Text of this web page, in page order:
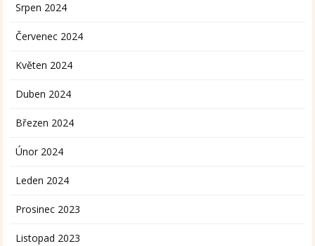
Srpen 2024
Červenec 2024
Květen 2024
Duben 2024
Březen 2024
Únor 2024
Leden 2024
Prosinec 2023
Listopad 2023